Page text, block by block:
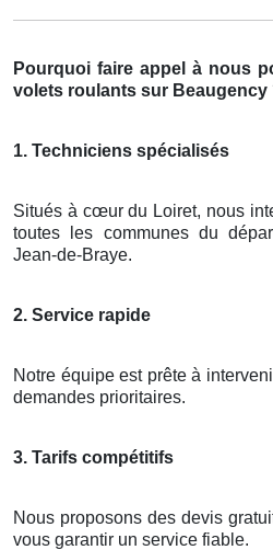
Pourquoi faire appel à nous
volets roulants sur Beaugency
1. Techniciens spécialisés
Situés à cœur du Loiret, nous
toutes les communes du
Jean-de-Braye.
2. Service rapide
Notre équipe est prête à
demandes prioritaires.
3. Tarifs compétitifs
Nous proposons des devis
vous garantir un service fiable.